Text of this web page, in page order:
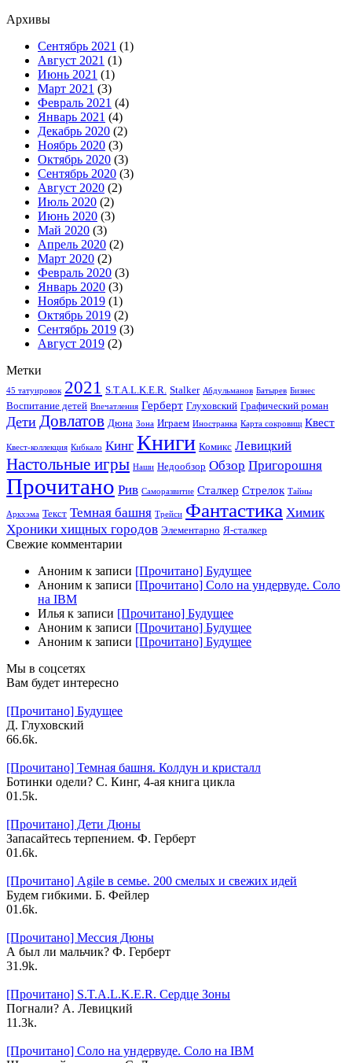
Архивы
Сентябрь 2021 (1)
Август 2021 (1)
Июнь 2021 (1)
Март 2021 (3)
Февраль 2021 (4)
Январь 2021 (4)
Декабрь 2020 (2)
Ноябрь 2020 (3)
Октябрь 2020 (3)
Сентябрь 2020 (3)
Август 2020 (2)
Июль 2020 (2)
Июнь 2020 (3)
Май 2020 (3)
Апрель 2020 (2)
Март 2020 (2)
Февраль 2020 (3)
Январь 2020 (3)
Ноябрь 2019 (1)
Октябрь 2019 (2)
Сентябрь 2019 (3)
Август 2019 (2)
Метки
45 татуировок 2021 S.T.A.L.K.E.R. Stalker Абдульманов Батырев Бизнес
Воспитание детей Впечатления Герберт Глуховский Графический роман
Дети Довлатов Дюна Зона Играем Иностранка Карта сокровищ Квест
Квест-коллекция Кибкало Кинг Книги Комикс Левицкий
Настольные игры Наши Недообзор Обзор Пригорошня
Прочитано Рив Саморазвитие Сталкер Стрелок Тайны
Аркхэма Текст Темная башня Трейси Фантастика Химик
Хроники хищных городов Элементарно Я-сталкер
Свежие комментарии
Аноним к записи [Прочитано] Будущее
Аноним к записи [Прочитано] Соло на ундервуде. Соло
на IBM
Илья к записи [Прочитано] Будущее
Аноним к записи [Прочитано] Будущее
Аноним к записи [Прочитано] Будущее
Мы в соцсетях
Вам будет интересно
[Прочитано] Будущее
Д. Глуховский
66.6k.
[Прочитано] Темная башня. Колдун и кристалл
Ботинки одели? С. Кинг, 4-ая книга цикла
01.5k.
[Прочитано] Дети Дюны
Запасайтесь терпением. Ф. Герберт
01.6k.
[Прочитано] Agile в семье. 200 смелых и свежих идей
Будем гибкими. Б. Фейлер
01.6k.
[Прочитано] Мессия Дюны
А был ли мальчик? Ф. Герберт
31.9k.
[Прочитано] S.T.A.L.K.E.R. Сердце Зоны
Погнали? А. Левицкий
11.3k.
[Прочитано] Соло на ундервуде. Соло на IBM